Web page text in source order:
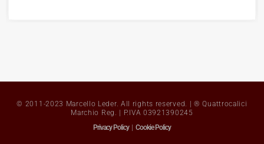
© 2011-2023 Marcello Leder. All rights reserved. | ® Quattrocalici
Marchio Reg. | P.IVA 03921390245
Privacy Policy|Cookie Policy